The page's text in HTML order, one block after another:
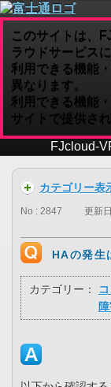
このサイトは、
ラウドサービス
利用できる機能
異なります。
利用できる機能
サイトで提供さ
FJcloud-V
カテゴリー表
No : 2847 更新
HAの発生
カテゴリー：